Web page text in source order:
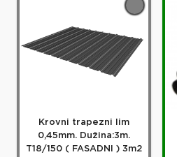
Krovni trapezni lim
0,45mm. Dužina:3m.
T18/150 ( FASADNI ) 3m2